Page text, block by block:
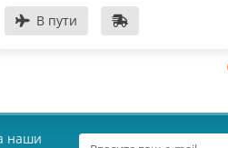
В пути
наши